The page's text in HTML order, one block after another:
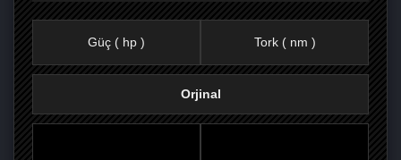
Güç ( hp ) Tork ( nm )
Orjinal